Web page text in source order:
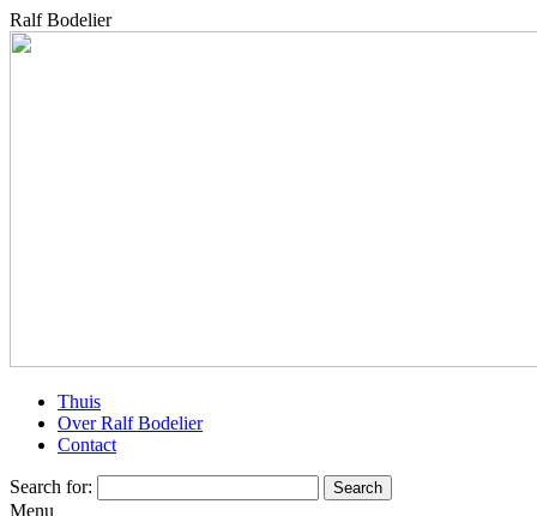
Ralf Bodelier
Thuis
Over Ralf Bodelier
Contact
Search for:
Menu